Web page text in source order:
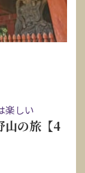
楽しい
の旅【4